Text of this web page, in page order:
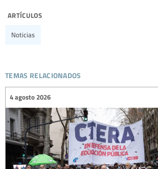
artículos
Noticias
temas relacionados
4 agosto 2026